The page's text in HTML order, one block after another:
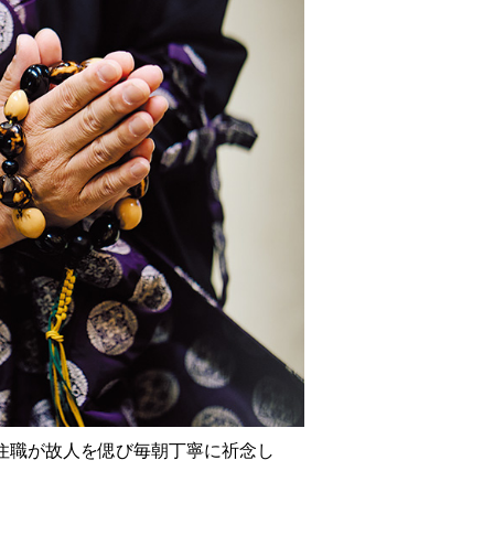
職が故人を偲び毎朝丁寧に祈念し